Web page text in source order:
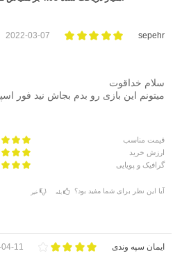
sepehr
2022-03-07
سلام خداقوت
میتونم این بازی رو بدم بجاش نید فور
قیمت مناسب
ارزش خرید
گرافیک و پویایی
آیا این نظر برای شما مفید بود؟ بله خیر
ایمان سپه وندی 11